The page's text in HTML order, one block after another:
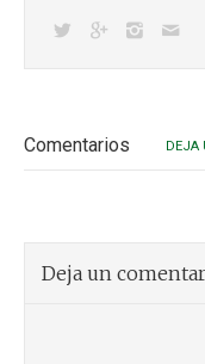
Comentarios DEJA
Deja un